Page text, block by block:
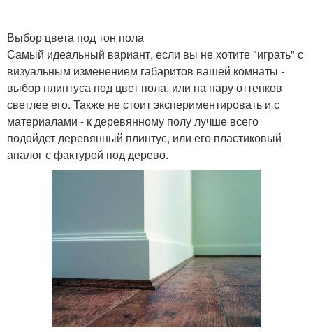
Выбор цвета под тон пола
Самый идеальный вариант, если вы не хотите "играть" с
визуальным изменением габаритов вашей комнаты -
выбор плинтуса под цвет пола, или на пару оттенков
светлее его. Также не стоит экспериментировать и с
материалами - к деревянному полу лучше всего
подойдет деревянный плинтус, или его пластиковый
аналог с фактурой под дерево.